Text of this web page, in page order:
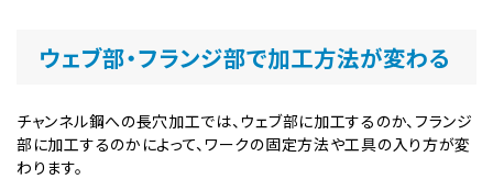
ウェブ部・フランジ部で加工方法が変わる
チャンネル鋼への長穴加工では、ウェブ部に加工するのか、フランジ
部に加工するのかによって、ワークの固定方法や工具の入り方が変
わります。